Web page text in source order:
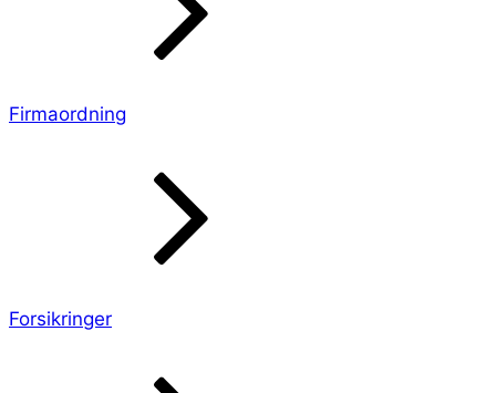
Firmaordning
Forsikringer